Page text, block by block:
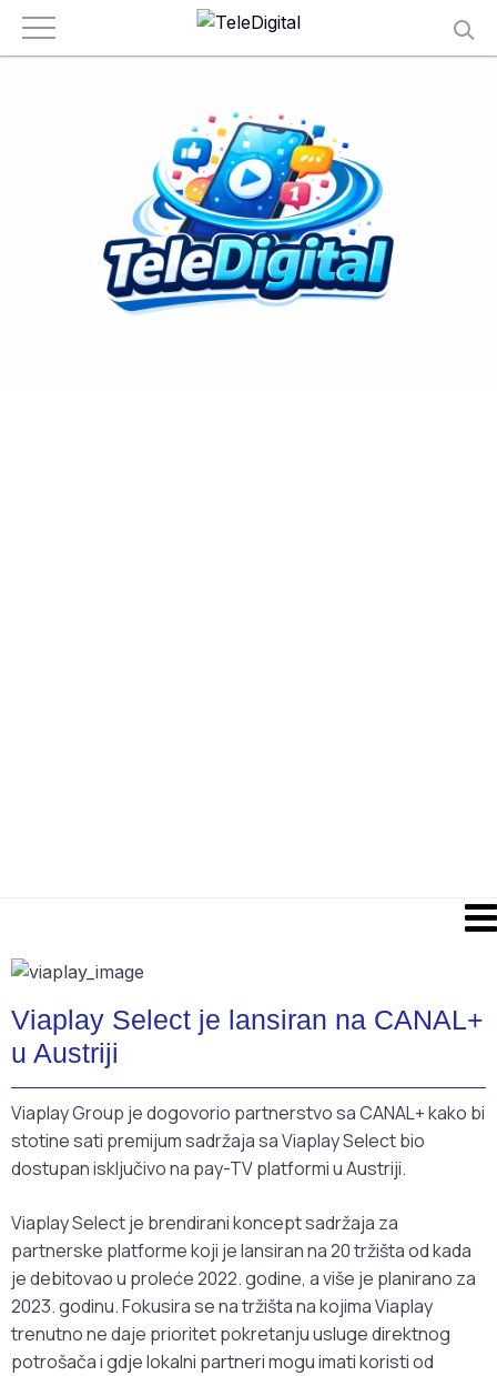
Viaplay Select je lansiran na CANAL+
u Austriji
Viaplay Group je dogovorio partnerstvo sa CANAL+ kako bi
stotine sati premijum sadržaja sa Viaplay Select bio
dostupan isključivo na pay-TV platformi u Austriji.
Viaplay Select je brendirani koncept sadržaja za
partnerske platforme koji je lansiran na 20 tržišta od kada
je debitovao u proleće 2022. godine, a više je planirano za
2023. godinu. Fokusira se na tržišta na kojima Viaplay
trenutno ne daje prioritet pokretanju usluge direktnog
potrošača i gdje lokalni partneri mogu imati koristi od